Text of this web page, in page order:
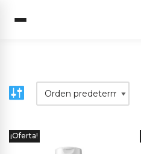
¡Oferta!